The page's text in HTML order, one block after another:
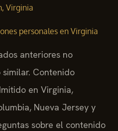
Virginia
personales en Virginia
anteriores no
Contenido
en Virginia,
Nueva Jersey y
sobre el contenido